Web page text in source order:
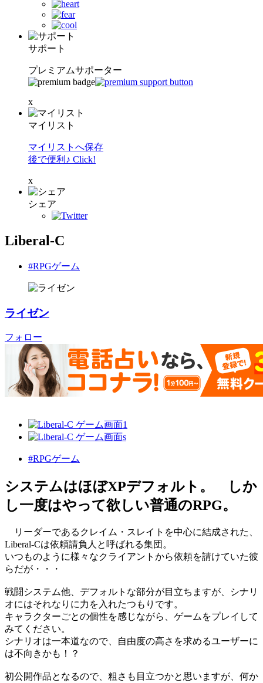
サポート
プレミアムサポーター
x
マイリスト
マイリストへ保存
後で便利♪ Click!
x
シェア
Liberal-C
#RPGゲーム
ライゼン
フォロー
#RPGゲーム
システムはほぼXPデフォルト。 しか
し一度はやって欲しい普通のRPG。
リーダーであるクレイム・スレイトを中心に結成された、
Liberal-Cは依頼請負人と呼ばれる集団。
いつものように様々なクライアントから依頼を請けていた彼
らだが・・・
戦闘システム他、デフォルトな部分が目立ちますが、シナリ
オにはそれなりに力を入れたつもりです。
キャラクターごとの個性を感じながら、ゲームをプレイして
みてください。
シナリオは一本道なので、自由度の高さを求めるユーザーに
は不向きかも！？
初公開作品となるので、粗さも目立つかと思いますが、何か